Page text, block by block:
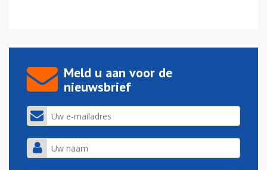
Meld u aan voor de
nieuwsbrief